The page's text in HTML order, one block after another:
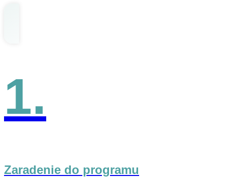
1.
Zaradenie do programu